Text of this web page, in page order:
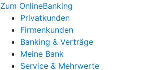
Zum OnlineBanking
Privatkunden
Firmenkunden
Banking & Verträge
Meine Bank
Service & Mehrwerte